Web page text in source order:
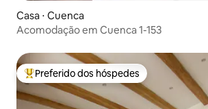
Casa ⋅ Cuenca
Acomodação em Cuenca 1-153
Entre os melhores preferidos dos
Preferido dos hóspedes